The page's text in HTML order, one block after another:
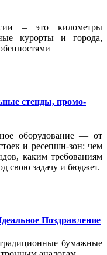
– это километры
курорты и города,
стенды, промо-
оборудование — от
и ресепшн-зон: чем
каким требованиям
свою задачу и бюджет.
Поздравление
бумажные